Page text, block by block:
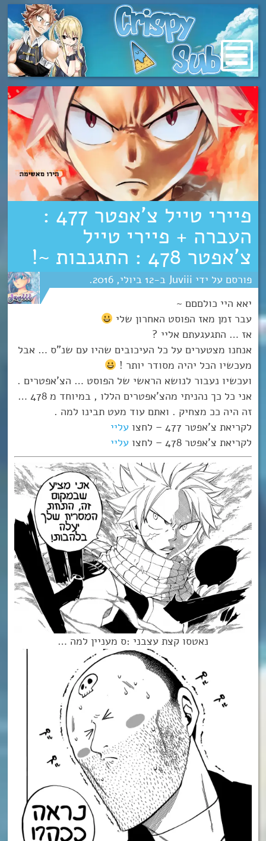
מעבר
לתוכן
פיירי טייל צ’אפטר 477 :
העברה + פיירי טייל
צ’אפטר 478 : התגנבות ~!
Juviii
12 יולי 2016
יאא היי כולםםם ~
עבר זמן מאז הפוסט האחרון שלי
אז … התגעגעתם אליי ?
אנחנו מצטערים על כל העיכובים שהיו עם שנ”ס … אבל
מעכשיו הכל יהיה מסודר יותר !
ועכשיו נעבור לנושא הראשי של הפוסט … הצ’אפטרים .
אני כל כך נהניתי מהצ’אפטרים הללו , במיוחד מ 478 …
זה היה ככ מצחיק . ואתם עוד מעט תבינו למה .
לקריאת צ’אפטר 477 – לחצו
עליי
לקריאת צ’אפטר 478 – לחצו
עליי
נאטסו קצת עצבני :ס מעניין למה …